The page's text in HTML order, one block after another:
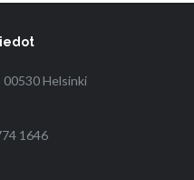
Helsinki
1646